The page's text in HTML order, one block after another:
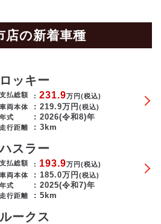
店の新着車種
ロッキー
支払総額 231.9万円(税込)
車両本体
219.9万円(税込)
年式
2026(令和8)年
走行距離 3km
ハスラー
支払総額 193.9万円(税込)
車両本体
185.0万円(税込)
年式
2025(令和7)年
走行距離 5km
ルークス